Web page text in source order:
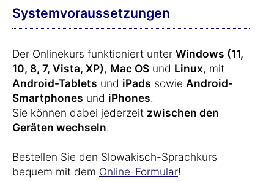
Systemvoraussetzungen
Der Onlinekurs funktioniert unter Windows (11,
10, 8, 7, Vista, XP), Mac OS und Linux, mit
Android-Tablets und iPads sowie Android-
Smartphones und iPhones.
Sie können dabei jederzeit zwischen den
Geräten wechseln.
Bestellen Sie den Slowakisch-Sprachkurs
bequem mit dem Online-Formular!